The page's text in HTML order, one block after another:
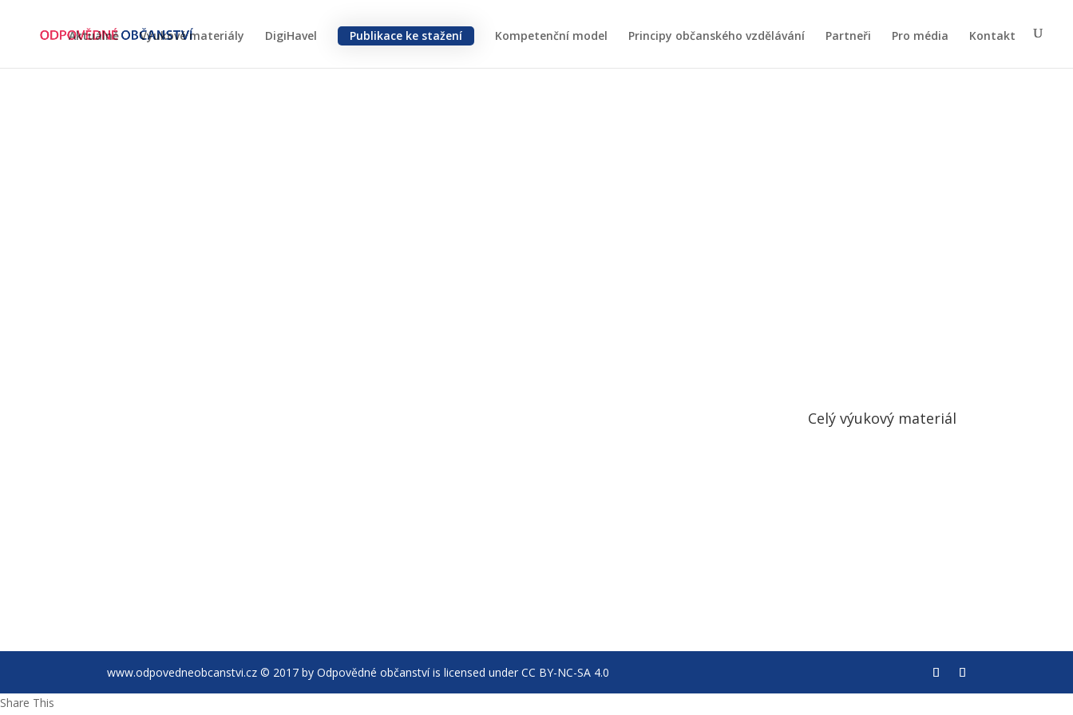
Aktuálně Výukové materiály DigiHavel Publikace ke stažení Kompetenční model Principy občanského vzdělávání Partneři Pro média Kontakt
Celý výukový materiál
www.odpovedneobcanstvi.cz © 2017 by Odpovědné občanství is licensed under CC BY-NC-SA 4.0
Share This